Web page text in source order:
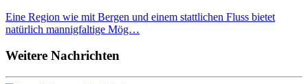
Eine Region wie mit Bergen und einem stattlichen Fluss bietet
natürlich mannigfaltige Mög…
Weitere Nachrichten